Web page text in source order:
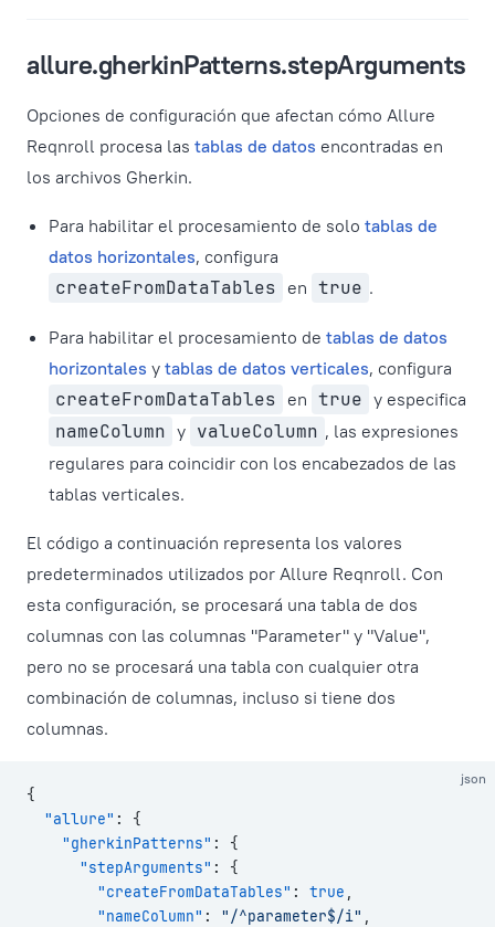
allure.gherkinPatterns.stepArguments
Opciones de configuración que afectan cómo Allure
Reqnroll procesa las tablas de datos encontradas en
los archivos Gherkin.
Para habilitar el procesamiento de solo tablas de
datos horizontales, configura
createFromDataTables en true .
Para habilitar el procesamiento de tablas de datos
horizontales y tablas de datos verticales, configura
createFromDataTables en true y especifica
nameColumn y valueColumn , las expresiones
regulares para coincidir con los encabezados de las
tablas verticales.
El código a continuación representa los valores
predeterminados utilizados por Allure Reqnroll. Con
esta configuración, se procesará una tabla de dos
columnas con las columnas "Parameter" y "Value",
pero no se procesará una tabla con cualquier otra
combinación de columnas, incluso si tiene dos
columnas.
json
{
  "allure"
: {
    "gherkinPatterns"
: {
      "stepArguments"
: {
        "createFromDataTables"
: true ,
        "nameColumn"
: "/^parameter$/i" ,